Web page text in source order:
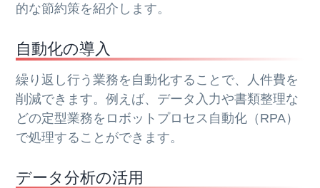
的な節約策を紹介します。
自動化の導入
繰り返し行う業務を自動化することで、人件費を
削減できます。例えば、データ入力や書類整理な
どの定型業務をロボットプロセス自動化（RPA）
で処理することができます。
データ分析の活用